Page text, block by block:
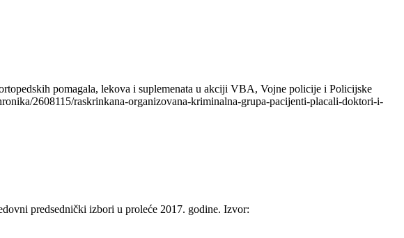
pomagala, lekova i suplemenata u akciji VBA, Vojne policije i Policijske
2608115/raskrinkana-organizovana-kriminalna-grupa-pacijenti-placali-doktori-i-
predsednički izbori u proleće 2017. godine. Izvor: